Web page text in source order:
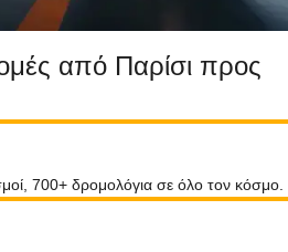
από Παρίσι προς
700+ δρομολόγια σε όλο τον κόσμο.